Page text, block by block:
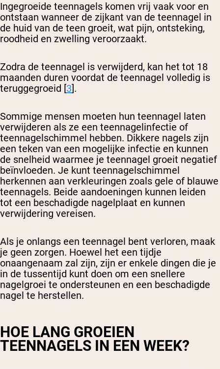
Ingegroeide teennagels komen vrij vaak voor en
ontstaan wanneer de zijkant van de teennagel in
de huid van de teen groeit, wat pijn, ontsteking,
roodheid en zwelling veroorzaakt.
Zodra de teennagel is verwijderd, kan het tot 18
maanden duren voordat de teennagel volledig is
teruggegroeid [3].
Sommige mensen moeten hun teennagel laten
verwijderen als ze een teennagelinfectie of
teennagelschimmel hebben. Dikkere nagels zijn
een teken van een mogelijke infectie en kunnen
de snelheid waarmee je teennagel groeit negatief
beïnvloeden. Je kunt teennagelschimmel
herkennen aan verkleuringen zoals gele of blauwe
teennagels. Beide aandoeningen kunnen leiden
tot een beschadigde nagelplaat en kunnen
verwijdering vereisen.
Als je onlangs een teennagel bent verloren, maak
je geen zorgen. Hoewel het een tijdje
onaangenaam zal zijn, zijn er enkele dingen die je
in de tussentijd kunt doen om een snellere
nagelgroei te ondersteunen en een beschadigde
nagel te herstellen.
HOE LANG GROEIEN
TEENNAGELS IN EEN WEEK?